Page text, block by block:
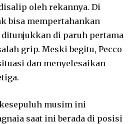
oleh rekannya. Di
bisa mempertahankan
di paruh pertama
grip. Meski begitu, Pecco
dan menyelesaikan
musim ini
saat ini berada di posisi